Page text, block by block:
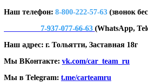
Наш телефон: 8-800-222-57-63 (звонок
7-937-077-66-63 (WhatsApp,
Наш адрес: г. Тольятти, Заставная 18г
Мы ВКонтакте: vk.com/car_team_ru
Мы в Telegram: t.me/carteamru